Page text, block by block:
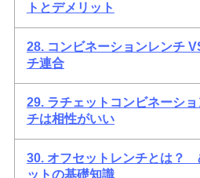
トとデメリット
28. コンビネーションレンチ
チ連合
29. ラチェットコンビネーシ
チは相性がいい
30. オフセットレンチとは？
ットの基礎知識